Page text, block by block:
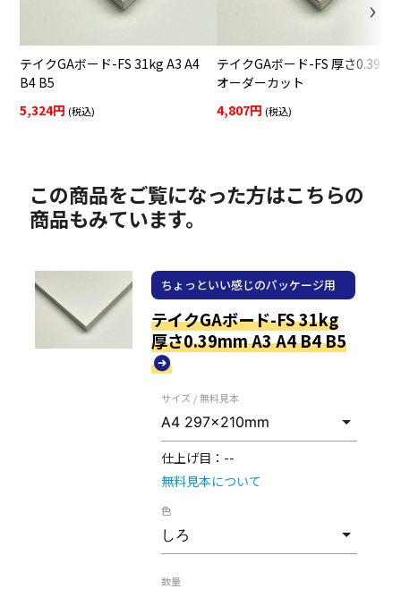
テイクGAボード-FS 31kg A3 A4
B4 B5
5,324円 (税込)
テイクGAボード-FS 厚さ
オーダーカット
4,807円 (税込)
この商品をご覧になった方はこちらの
商品もみています。
ちょっといい感じのパッケージ用
紙
テイクGAボード-FS 31kg
厚さ0.39mm A3 A4 B4 B5
サイズ / 無料見本
仕上げ目： --
無料見本について
色
数量